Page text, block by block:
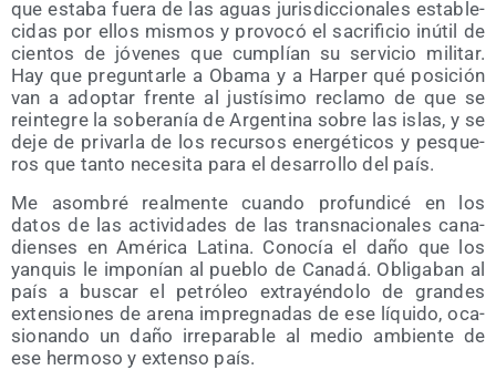
que esta­ba fue­ra de las aguas juris­dic­cio­na­les esta­ble­
ci­das por ellos mis­mos y pro­vo­có el sacri­fi­cio inú­til de
cien­tos de jóve­nes que cum­plían su ser­vi­cio mili­tar.
Hay que pre­gun­tar­le a Oba­ma y a Har­per qué posi­ción
van a adop­tar fren­te al jus­tí­si­mo recla­mo de que se
rein­te­gre la sobe­ra­nía de Argen­ti­na sobre las islas, y se
deje de pri­var­la de los recur­sos ener­gé­ti­cos y pes­que­
ros que tan­to nece­si­ta para el desa­rro­llo del país.
Me asom­bré real­men­te cuan­do pro­fun­di­cé en los
datos de las acti­vi­da­des de las trans­na­cio­na­les cana­
dien­ses en Amé­ri­ca Lati­na. Cono­cía el daño que los
yan­quis le impo­nían al pue­blo de Cana­dá. Obli­ga­ban al
país a bus­car el petró­leo extra­yén­do­lo de gran­des
exten­sio­nes de are­na impreg­na­das de ese líqui­do, oca­
sio­nan­do un daño irre­pa­ra­ble al medio ambien­te de
ese her­mo­so y exten­so país.